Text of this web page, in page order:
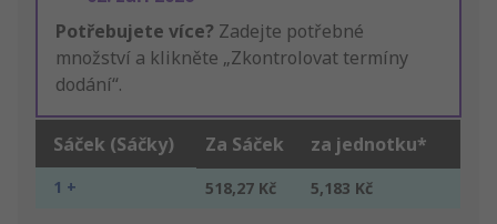
Potřebujete více? Zadejte potřebné
množství a klikněte „Zkontrolovat termíny
dodání“.
Sáček (Sáčky) Za Sáček za jednotku*
1 + 518,27 Kč 5,183 Kč